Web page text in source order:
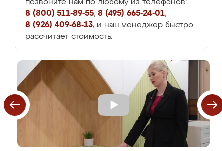
позвоните нам по любому из телефонов:
8 (800) 511-89-55, 8 (495) 665-24-01,
8 (926) 409-68-13, и наш менеджер быстро
рассчитает стоимость.